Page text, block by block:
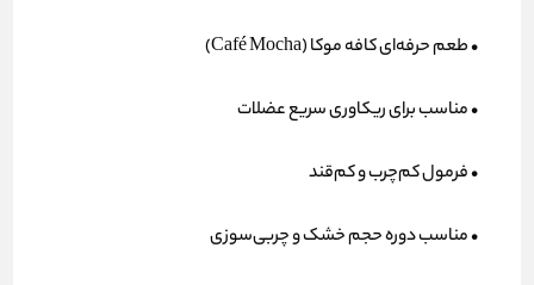
• طعم حرفه‌ای کافه موکا (Café Mocha)
• مناسب برای ریکاوری سریع عضلات
• فرمول کم‌چرب و کم‌قند
• مناسب دوره حجم خشک و چربی‌سوزی